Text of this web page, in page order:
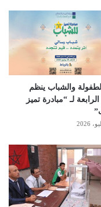
والشباب ينظم
الرابعة لـ “مبادرة تميز